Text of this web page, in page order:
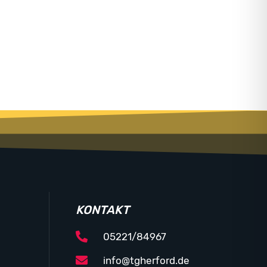
KONTAKT
05221/84967
info@tgherford.de